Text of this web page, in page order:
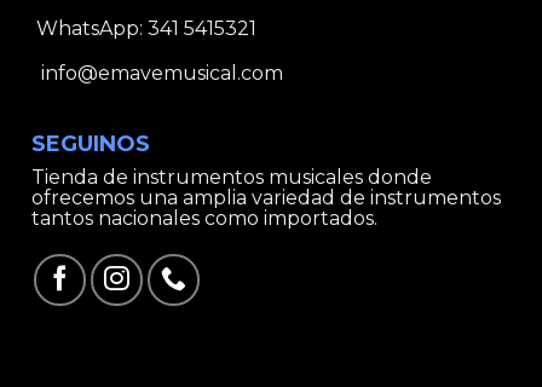
WhatsApp: 341 5415321
info@emavemusical.com
SEGUINOS
Tienda de instrumentos musicales donde
ofrecemos una amplia variedad de instrumentos
tantos nacionales como importados.